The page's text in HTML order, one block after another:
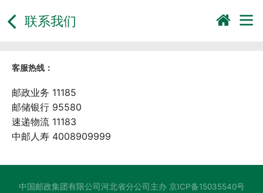
联系我们
客服热线：
邮政业务 11185
邮储银行 95580
速递物流 11183
中邮人寿 4008909999
中国邮政集团有限公司河北省分公司主办 京ICP备15035540号